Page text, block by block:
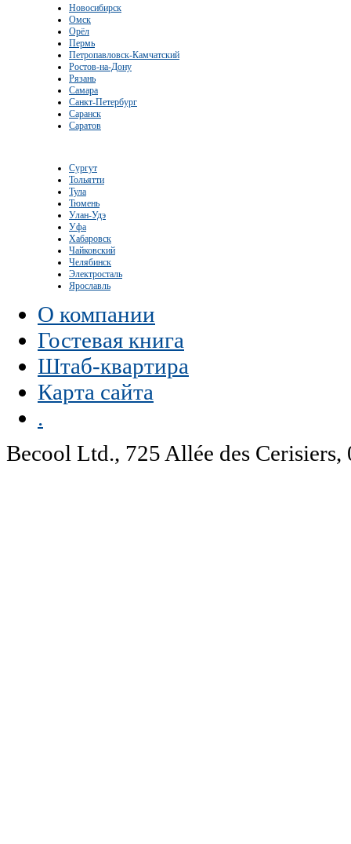
Новосибирск
Омск
Орёл
Пермь
Петропавловск-Камчатский
Ростов-на-Дону
Рязань
Самара
Санкт-Петербург
Саранск
Саратов
Сургут
Тольятти
Тула
Тюмень
Улан-Удэ
Уфа
Хабаровск
Чайковский
Челябинск
Электросталь
Ярославль
О компании
Гостевая книга
Штаб-квартира
Карта сайта
.
Becool Ltd., 725 Allée des